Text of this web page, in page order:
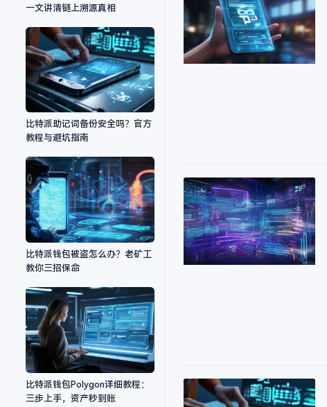
一文讲清链上溯源真相
比特派助记词备份安全吗？官方
教程与避坑指南
比特派钱包被盗怎么办？老矿工
教你三招保命
比特派钱包Polygon详细教程：
三步上手，资产秒到账